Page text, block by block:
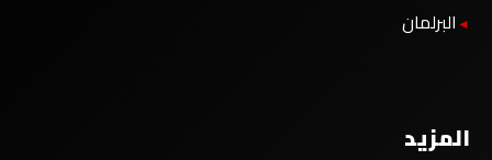
البرلمان
المزيد